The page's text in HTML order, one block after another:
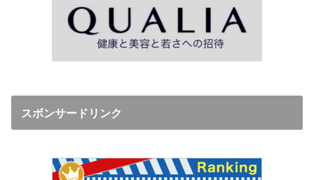
スボンサードリンク